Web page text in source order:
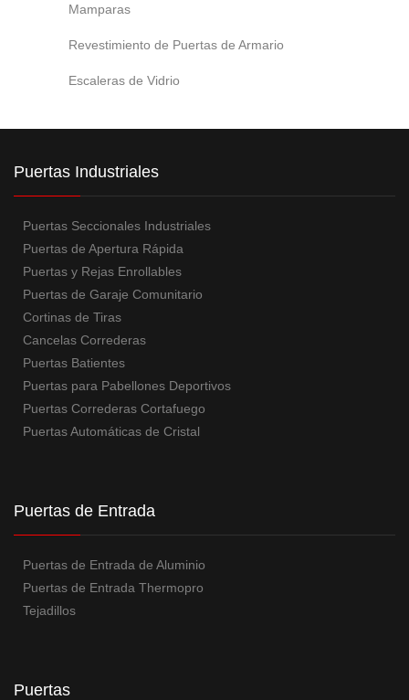
Mamparas
Revestimiento de Puertas de Armario
Escaleras de Vidrio
Puertas Industriales
Puertas Seccionales Industriales
Puertas de Apertura Rápida
Puertas y Rejas Enrollables
Puertas de Garaje Comunitario
Cortinas de Tiras
Cancelas Correderas
Puertas Batientes
Puertas para Pabellones Deportivos
Puertas Correderas Cortafuego
Puertas Automáticas de Cristal
Puertas de Entrada
Puertas de Entrada de Aluminio
Puertas de Entrada Thermopro
Tejadillos
Puertas